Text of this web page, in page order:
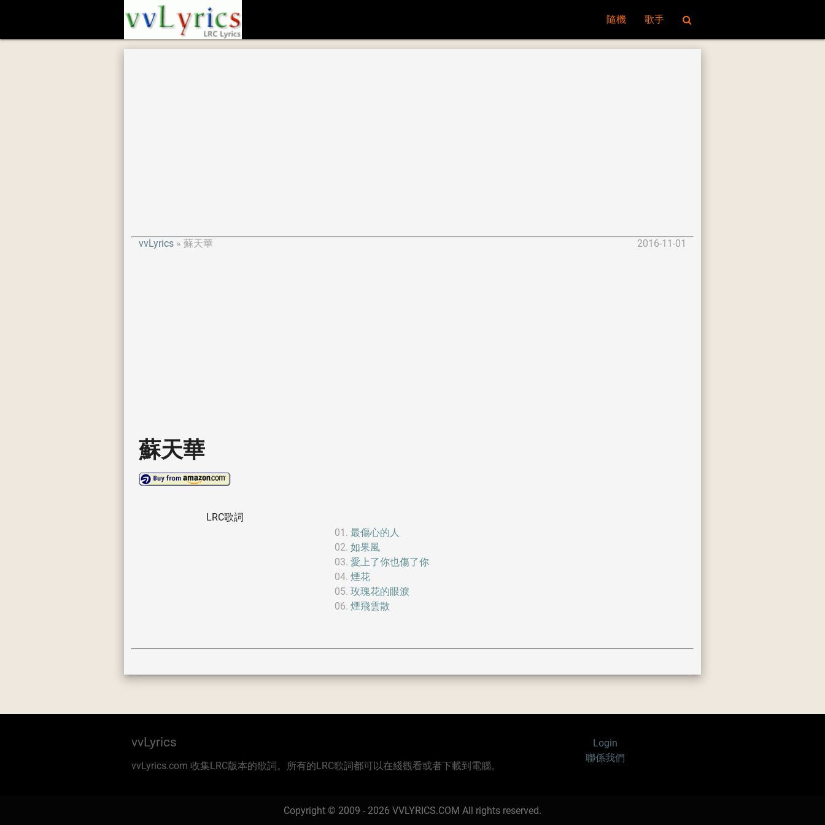
隨機 歌手
vvLyrics 蘇天華 2016-11-01
蘇天華
LRC歌詞
最傷心的人
如果風
愛上了你也傷了你
煙花
玫瑰花的眼淚
煙飛雲散
vvLyrics
vvLyrics.com 收集LRC版本的歌詞。所有的LRC歌詞都可以在綫觀看或者下載到電腦。
Login
聯係我們
Copyright © 2009 - 2026 VVLYRICS.COM All rights reserved.